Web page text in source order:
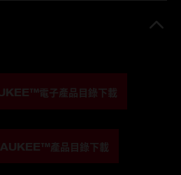
電子產品目錄下載
產品目錄下載